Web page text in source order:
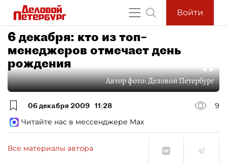
Войти
6 декабря: кто из топ–
менеджеров отмечает день
рождения
Автор фото:Деловой Петербург
06 декабря 2009 11:28
9
Читайте нас в мессенджере Max
Все материалы автора